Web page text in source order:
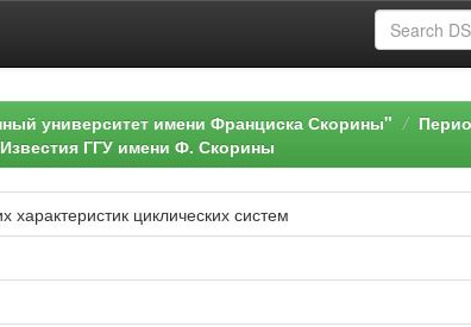
университет имени Франциска Скорины"
Известия ГГУ имени Ф. Скорины
циклических систем